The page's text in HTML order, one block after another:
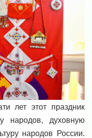
лет этот праздник
народов, духовную
народов России.